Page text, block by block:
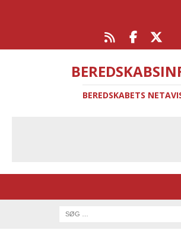
BEREDSKABETS